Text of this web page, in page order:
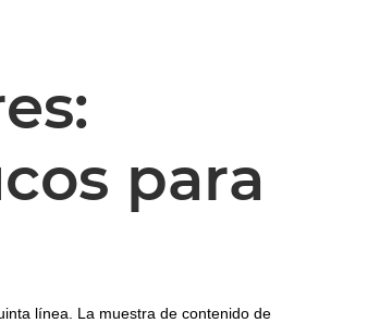
para
línea. La muestra de contenido de